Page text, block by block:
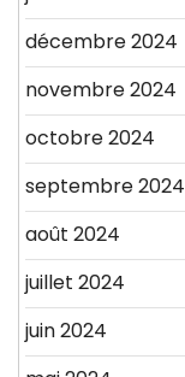
décembre 2024
novembre 2024
octobre 2024
septembre 2024
août 2024
juillet 2024
juin 2024